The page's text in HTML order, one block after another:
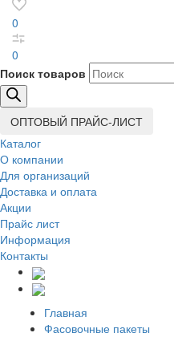
0
0
Поиск товаров
ОПТОВЫЙ ПРАЙС-ЛИСТ
Каталог
О компании
Для организаций
Доставка и оплата
Акции
Прайс лист
Информация
Контакты
Главная
Фасовочные пакеты